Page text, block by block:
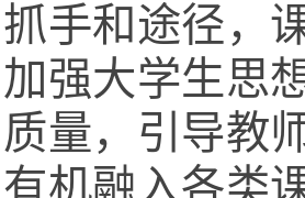
抓手和途径 ，
加强大学生思
质量，引导教
有机融入各类